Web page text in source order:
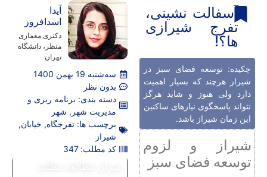
آسفالت نشینی،
تفرج شیرازی
ها؟!
چکیده: توسعه فضای سبز در
شیراز هرچند که بسیار اهمیت
دارد ولی هنوز و شاید هرگز
نتواند پاسخگوی نیازهای ساکنین
این زمان شیراز باشد.
شیراز و لزوم
توسعه فضای سبز
آیدا
اسدافروز
دکتری معماری
منظر، دانشگاه
تهران
سه‌شنبه 19 بهمن 1400
بدون نظر
دسته بندی: برنامه ریزی و
مدیریت شهر , شهر
برچسب ها: تفرجگاه, خیابان,
شیراز
کد مطلب: 347